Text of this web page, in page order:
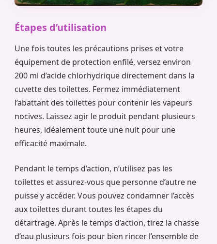
Étapes d’utilisation
Une fois toutes les précautions prises et votre
équipement de protection enfilé, versez environ
200 ml d’acide chlorhydrique directement dans la
cuvette des toilettes. Fermez immédiatement
l’abattant des toilettes pour contenir les vapeurs
nocives. Laissez agir le produit pendant plusieurs
heures, idéalement toute une nuit pour une
efficacité maximale.
Pendant le temps d’action, n’utilisez pas les
toilettes et assurez-vous que personne d’autre ne
puisse y accéder. Vous pouvez condamner l’accès
aux toilettes durant toutes les étapes du
détartrage. Après le temps d’action, tirez la chasse
d’eau plusieurs fois pour bien rincer l’ensemble de